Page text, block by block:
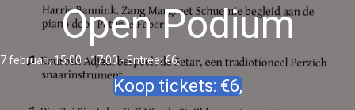
Open Podium
7 februari, 15:00 -17:00- Entree: €6,.
Koop tickets: €6,